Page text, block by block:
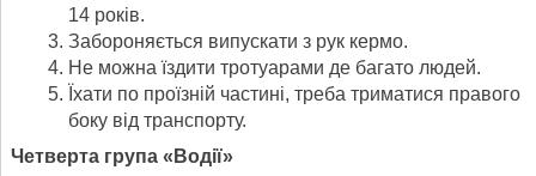
14 років.
Забороняється випускати з рук кермо.
Не можна їздити тротуарами де багато людей.
Їхати по проїзній частині, треба триматися правого
боку від транспорту.
Четверта група «Водії»